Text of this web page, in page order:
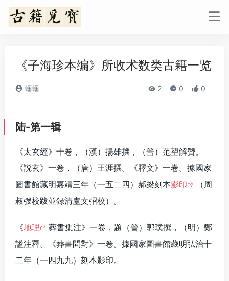
《子海珍本编》所收术数类古籍一览
蝈蝈 2 0 0
陆-第一辑
《太玄經》十卷，（漢）揚雄撰，（晉）范望解贊。
《説玄》一卷，（唐）王涯撰。《釋文》一卷。據國家
圖書館藏明嘉靖三年（一五二四）郝梁刻本影印
（周
叔弢校跋並録清盧文弨校）。
《地理
葬書集注》一卷，題（晉）郭璞撰，（明）鄭
謐注釋。《葬書問對》一卷。據國家圖書館藏明弘治十
二年（一四九九）刻本影印。